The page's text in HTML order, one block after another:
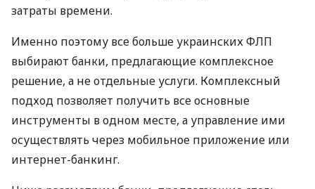
затраты времени.
Именно поэтому все больше украинских ФЛП
выбирают банки, предлагающие комплексное
решение, а не отдельные услуги. Комплексный
подход позволяет получить все основные
инструменты в одном месте, а управление ими
осуществлять через мобильное приложение или
интернет-банкинг.